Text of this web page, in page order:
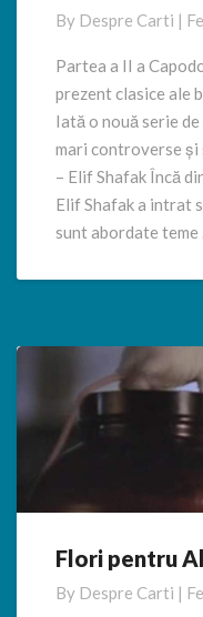
lista
neagră
autorităților
de-
a
lungul
istoriei
By Despre Carti |
Partea a II a
prezent clasice ale
Iată o nouă serie
mari controverse și
– Elif Shafak Încă
Elif Shafak a intrat
sunt abordate teme
Flori
Algernon
Flori pentru
By Despre Carti |